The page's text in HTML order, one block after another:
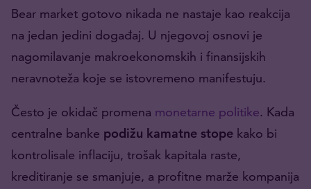
Bear market gotovo nikada ne nastaje kao reakcija
na jedan jedini događaj. U njegovoj osnovi je
nagomilavanje makroekonomskih i finansijskih
neravnoteža koje se istovremeno manifestuju.
Često je okidač promena monetarne politike. Kada
centralne banke podižu kamatne stope kako bi
kontrolisale inflaciju, trošak kapitala raste,
kreditiranje se smanjuje, a profitne marže kompanija